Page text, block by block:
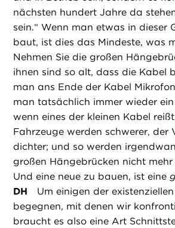
nächsten hundert Jahre da
sein.“ Wenn man etwas in dieser
baut, ist dies das Mindeste, was
Nehmen Sie die großen
ihnen sind so alt, dass die Kabel
man ans Ende der Kabel
man tatsächlich immer wieder
wenn eines der kleinen Kabel
Fahrzeuge werden schwerer, der
dichter; und so werden
großen Hängebrücken nicht
Und eine neue zu bauen, ist eine
DH
Um einigen der
begegnen, mit denen wir
braucht es also eine Art